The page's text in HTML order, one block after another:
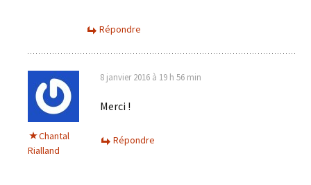
Répondre
Chantal
Rialland
8 janvier 2016 à 19 h 56 min
Merci !
Répondre